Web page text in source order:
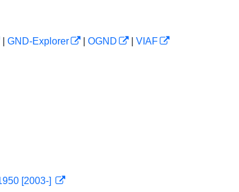
GND-Explorer OGND
VIAF
[2003-]